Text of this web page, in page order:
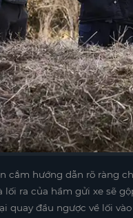
cắm hướng dẫn rõ ràng
lối ra của hầm gửi xe sẽ
quay đầu ngược về lối